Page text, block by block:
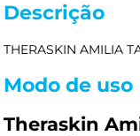
Descrição
THERASKIN AMILIA
Modo de uso
Theraskin